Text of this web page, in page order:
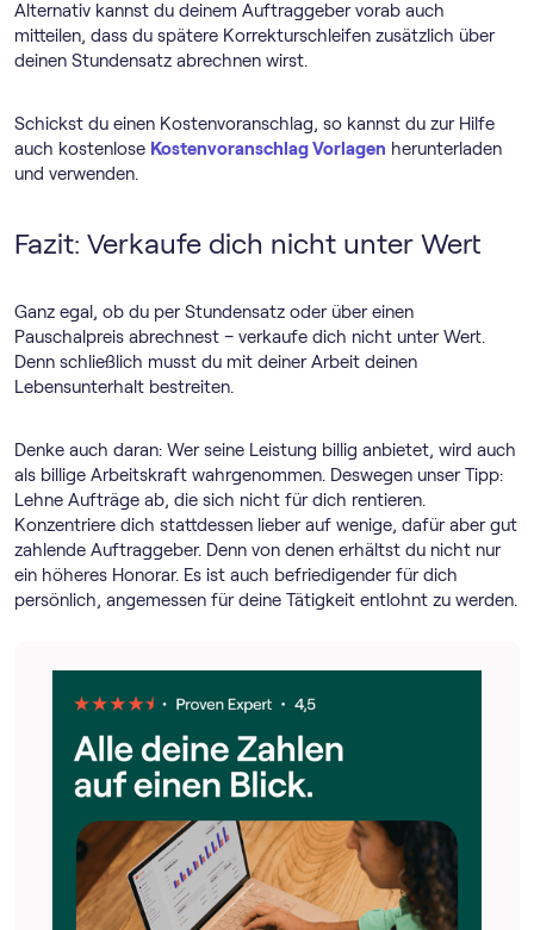
Alternativ kannst du deinem Auftraggeber vorab auch
mitteilen, dass du spätere Korrekturschleifen zusätzlich über
deinen Stundensatz abrechnen wirst.
Schickst du einen Kostenvoranschlag, so kannst du zur Hilfe
auch kostenlose Kostenvoranschlag Vorlagen herunterladen
und verwenden.
Fazit: Verkaufe dich nicht unter Wert
Ganz egal, ob du per Stundensatz oder über einen
Pauschalpreis abrechnest – verkaufe dich nicht unter Wert.
Denn schließlich musst du mit deiner Arbeit deinen
Lebensunterhalt bestreiten.
Denke auch daran: Wer seine Leistung billig anbietet, wird auch
als billige Arbeitskraft wahrgenommen. Deswegen unser Tipp:
Lehne Aufträge ab, die sich nicht für dich rentieren.
Konzentriere dich stattdessen lieber auf wenige, dafür aber gut
zahlende Auftraggeber. Denn von denen erhältst du nicht nur
ein höheres Honorar. Es ist auch befriedigender für dich
persönlich, angemessen für deine Tätigkeit entlohnt zu werden.